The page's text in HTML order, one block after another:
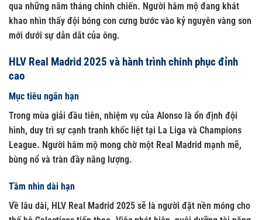
qua những năm tháng chinh chiến. Người hâm mộ đang khát
khao nhìn thấy đội bóng con cưng bước vào kỷ nguyên vàng son
mới dưới sự dẫn dắt của ông.
HLV Real Madrid 2025 và hành trình chinh phục đỉnh
cao
Mục tiêu ngắn hạn
Trong mùa giải đầu tiên, nhiệm vụ của Alonso là ổn định đội
hình, duy trì sự cạnh tranh khốc liệt tại La Liga và Champions
League. Người hâm mộ mong chờ một Real Madrid mạnh mẽ,
bùng nổ và tràn đầy năng lượng.
Tầm nhìn dài hạn
Về lâu dài, HLV Real Madrid 2025 sẽ là người đặt nền móng cho